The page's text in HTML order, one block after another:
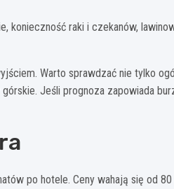
konieczność raki i czekanów,
Warto sprawdzać nie tylko
Jeśli prognoza zapowiada
po hotele. Ceny wahają się od